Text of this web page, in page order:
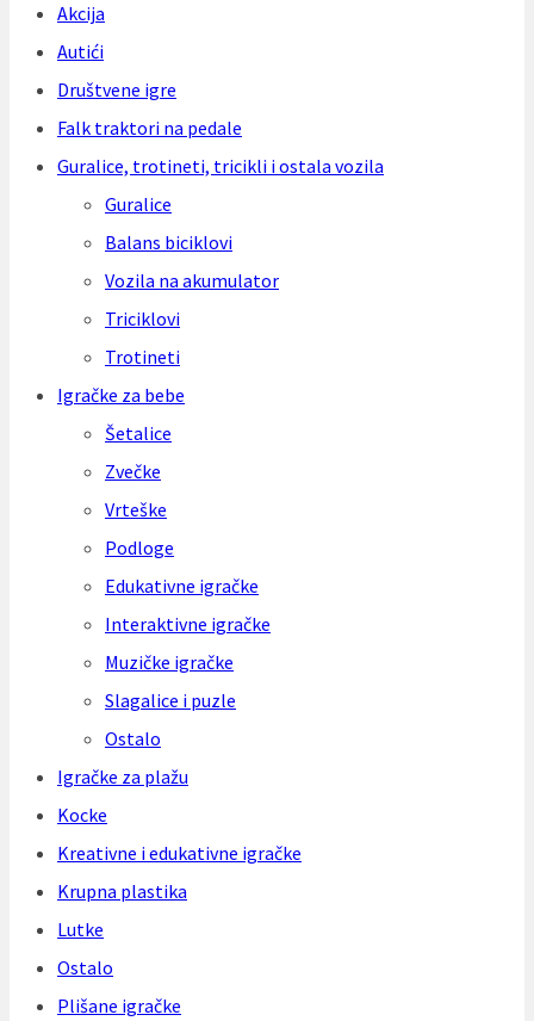
Akcija
Autići
Društvene igre
Falk traktori na pedale
Guralice, trotineti, tricikli i ostala vozila
Guralice
Balans biciklovi
Vozila na akumulator
Triciklovi
Trotineti
Igračke za bebe
Šetalice
Zvečke
Vrteške
Podloge
Edukativne igračke
Interaktivne igračke
Muzičke igračke
Slagalice i puzle
Ostalo
Igračke za plažu
Kocke
Kreativne i edukativne igračke
Krupna plastika
Lutke
Ostalo
Plišane igračke